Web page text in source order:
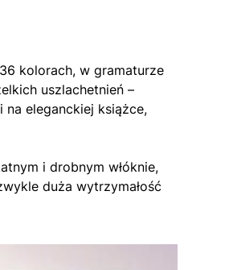
kolorach, w gramaturze
uszlachetnień –
na eleganckiej książce,
i drobnym włóknie,
duża wytrzymałość